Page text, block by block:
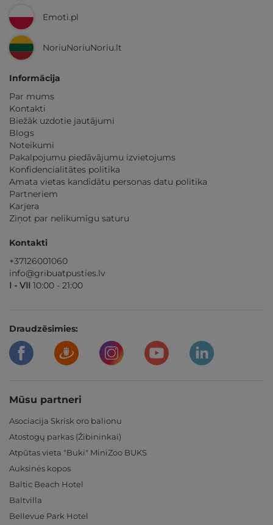
Emoti.pl
NoriuNoriuNoriu.lt
Informācija
Par mums
Kontakti
Biežāk uzdotie jautājumi
Blogs
Noteikumi
Pakalpojumu piedāvājumu izvietojums
Konfidencialitātes politika
Amata vietas kandidātu personas datu politika
Partneriem
Karjera
Ziņot par nelikumīgu saturu
Kontakti
+37126001060
info@gribuatpusties.lv
I - VII 10:00 - 21:00
Draudzēsimies:
Mūsu partneri
Asociacija Skrisk oro balionu
Atostogų parkas (Žibininkai)
Atpūtas vieta "Buki" MiniZoo BUKS
Auksinės kopos
Baltic Beach Hotel
Baltvilla
Bellevue Park Hotel